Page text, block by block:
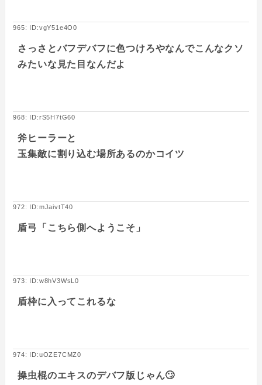
965: ID:vgY51e4O0
さっさとバフデバフに色つけろやなんでこんなクソ
みたいな見た目なんだよ
968: ID:rS5H7tG60
斧ヒーラーと
玉集敵に割り込む場所あるのかコイツ
972: ID:mJaivtT40
盾弓「こちら側へようこそ」
973: ID:w8hV3WsL0
盾枠に入ってこれるな
974: ID:uOZE7CMZ0
操虫棍のエキスのデバフ版じゃん🙄